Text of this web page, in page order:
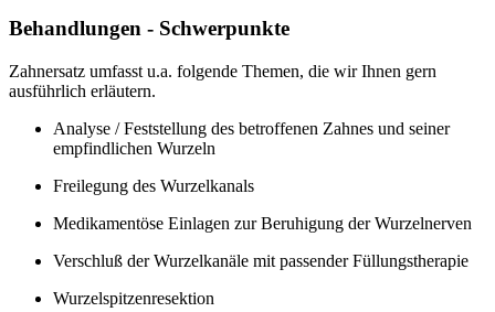
Behandlungen - Schwerpunkte
Zahnersatz umfasst u.a. folgende Themen, die wir Ihnen gern
ausführlich erläutern.
Analyse / Feststellung des betroffenen Zahnes und seiner
empfindlichen Wurzeln
Freilegung des Wurzelkanals
Medikamentöse Einlagen zur Beruhigung der Wurzelnerven
Verschluß der Wurzelkanäle mit passender Füllungstherapie
Wurzelspitzenresektion